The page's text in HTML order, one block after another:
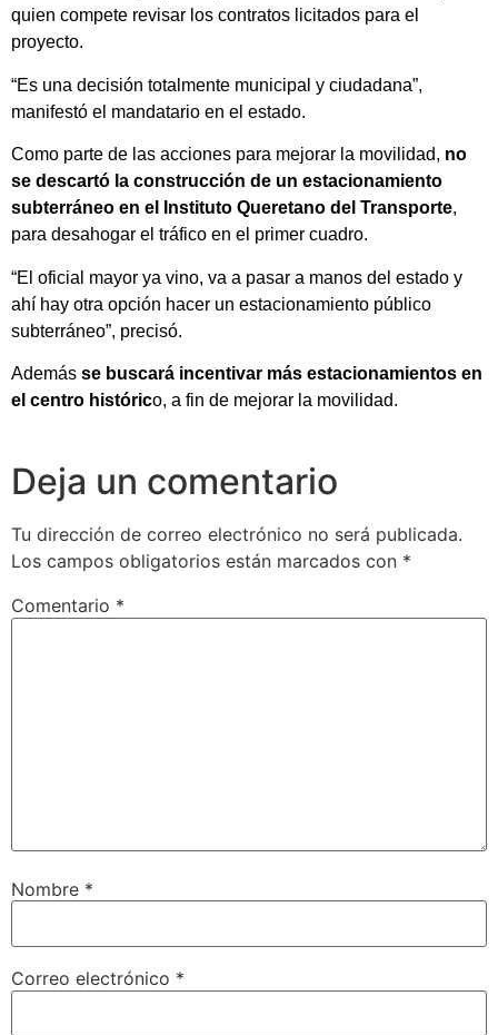
quien compete revisar los contratos licitados para el
proyecto.
“Es una decisión totalmente municipal y ciudadana”,
manifestó el mandatario en el estado.
Como parte de las acciones para mejorar la movilidad, no
se descartó la construcción de un estacionamiento
subterráneo en el Instituto Queretano del Transporte,
para desahogar el tráfico en el primer cuadro.
“El oficial mayor ya vino, va a pasar a manos del estado y
ahí hay otra opción hacer un estacionamiento público
subterráneo”, precisó.
Además se buscará incentivar más estacionamientos en
el centro histórico, a fin de mejorar la movilidad.
Deja un comentario
Tu dirección de correo electrónico no será publicada.
Los campos obligatorios están marcados con *
Comentario *
Nombre *
Correo electrónico *